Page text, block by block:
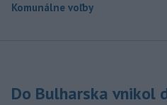
Komunálne voľby
Do Bulharska vnikol